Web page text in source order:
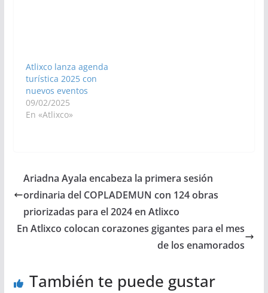
Atlixco lanza agenda
turística 2025 con
nuevos eventos
09/02/2025
En «Atlixco»
Ariadna Ayala encabeza la primera sesión
ordinaria del COPLADEMUN con 124 obras
priorizadas para el 2024 en Atlixco
En Atlixco colocan corazones gigantes para el mes
de los enamorados
También te puede gustar